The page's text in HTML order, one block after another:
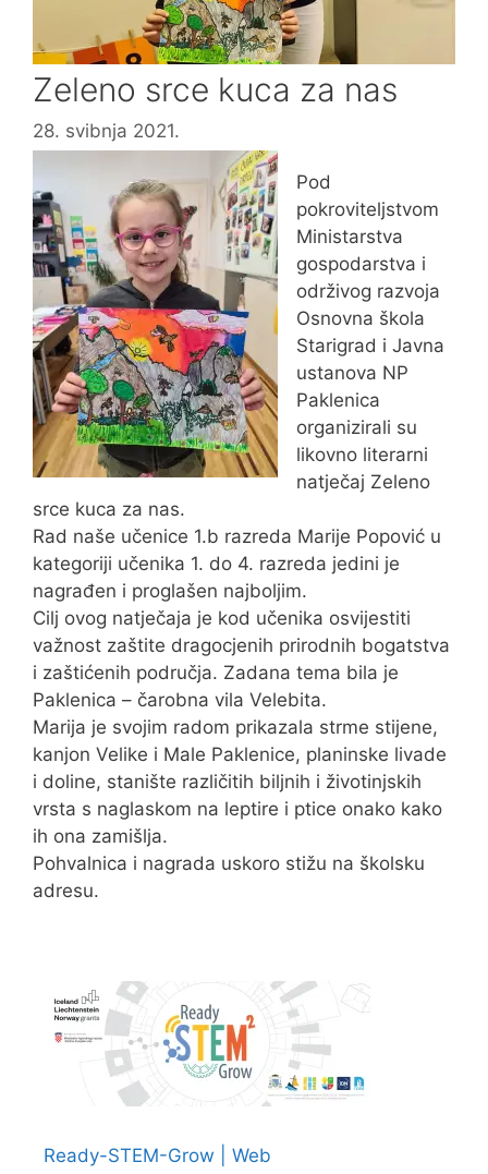
Zeleno srce kuca za nas
28. svibnja 2021.
Pod
pokroviteljstvom
Ministarstva
gospodarstva i
održivog razvoja
Osnovna škola
Starigrad i Javna
ustanova NP
Paklenica
organizirali su
likovno literarni
natječaj Zeleno
srce kuca za nas.
Rad naše učenice 1.b razreda Marije Popović u
kategoriji učenika 1. do 4. razreda jedini je
nagrađen i proglašen najboljim.
Cilj ovog natječaja je kod učenika osvijestiti
važnost zaštite dragocjenih prirodnih bogatstva
i zaštićenih područja. Zadana tema bila je
Paklenica – čarobna vila Velebita.
Marija je svojim radom prikazala strme stijene,
kanjon Velike i Male Paklenice, planinske livade
i doline, stanište različitih biljnih i životinjskih
vrsta s naglaskom na leptire i ptice onako kako
ih ona zamišlja.
Pohvalnica i nagrada uskoro stižu na školsku
adresu.
Ready-STEM-Grow | Web